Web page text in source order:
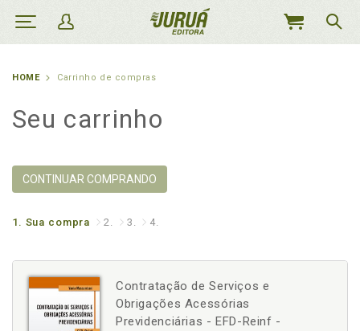
MEU
HOME Carrinho de compras
Seu carrinho
CONTINUAR COMPRANDO
1. Sua compra 2. 3. 4.
Contratação de Serviços e
Obrigações Acessórias
Previdenciárias - EFD-Reinf -